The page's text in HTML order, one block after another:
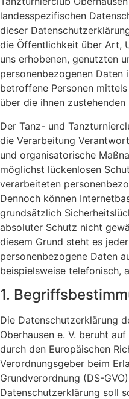
landesspezifischen
dieser
die Öffentlichkeit über Art,
uns erhobenen, genutzten
personenbezogenen Daten
betroffene Personen
über die ihnen
Der Tanz- und
die Verarbeitung
und organisatorische
möglichst lückenlosen
verarbeiteten
Dennoch können
grundsätzlich
absoluter Schutz nicht
diesem Grund steht es
personenbezogene Daten
beispielsweise telefonisch,
1.
Die Datenschutzerklärung
Oberhausen e. V. beruht
durch den Europäischen
Verordnungsgeber beim
Grundverordnung (DS-
Datenschutzerklärung soll